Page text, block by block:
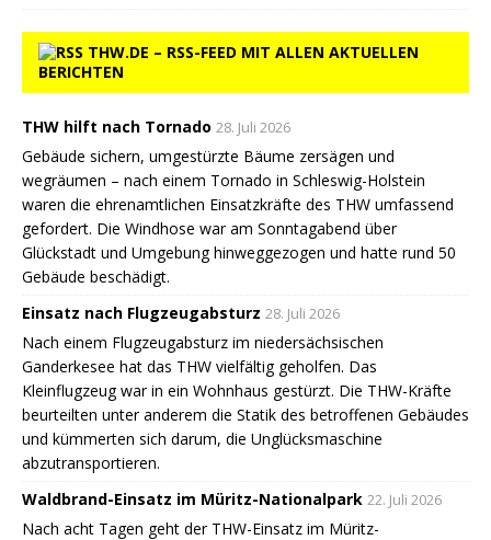
THW.DE – RSS-FEED MIT ALLEN AKTUELLEN
BERICHTEN
THW hilft nach Tornado 28. Juli 2026
Gebäude sichern, umgestürzte Bäume zersägen und
wegräumen – nach einem Tornado in Schleswig-Holstein
waren die ehrenamtlichen Einsatzkräfte des THW umfassend
gefordert. Die Windhose war am Sonntagabend über
Glückstadt und Umgebung hinweggezogen und hatte rund 50
Gebäude beschädigt.
Einsatz nach Flugzeugabsturz 28. Juli 2026
Nach einem Flugzeugabsturz im niedersächsischen
Ganderkesee hat das THW vielfältig geholfen. Das
Kleinflugzeug war in ein Wohnhaus gestürzt. Die THW-Kräfte
beurteilten unter anderem die Statik des betroffenen Gebäudes
und kümmerten sich darum, die Unglücksmaschine
abzutransportieren.
Waldbrand-Einsatz im Müritz-Nationalpark 22. Juli 2026
Nach acht Tagen geht der THW-Einsatz im Müritz-